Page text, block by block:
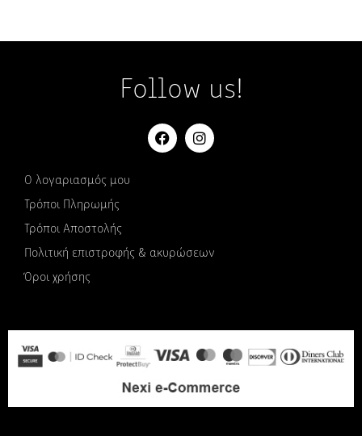
Follow us!
Ο λογαριασμός μου
Τρόποι Πληρωμής
Τρόποι Αποστολής
Πολιτική επιστροφής & ακυρώσεων
Όροι χρήσης